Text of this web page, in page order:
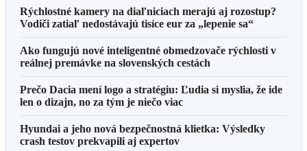
Rýchlostné kamery na diaľniciach merajú aj rozostup?
Vodiči zatiaľ nedostávajú tisíce eur za „lepenie sa“
Ako fungujú nové inteligentné obmedzovače rýchlosti v
reálnej premávke na slovenských cestách
Prečo Dacia mení logo a stratégiu: Ľudia si myslia, že ide
len o dizajn, no za tým je niečo viac
Hyundai a jeho nová bezpečnostná klietka: Výsledky
crash testov prekvapili aj expertov